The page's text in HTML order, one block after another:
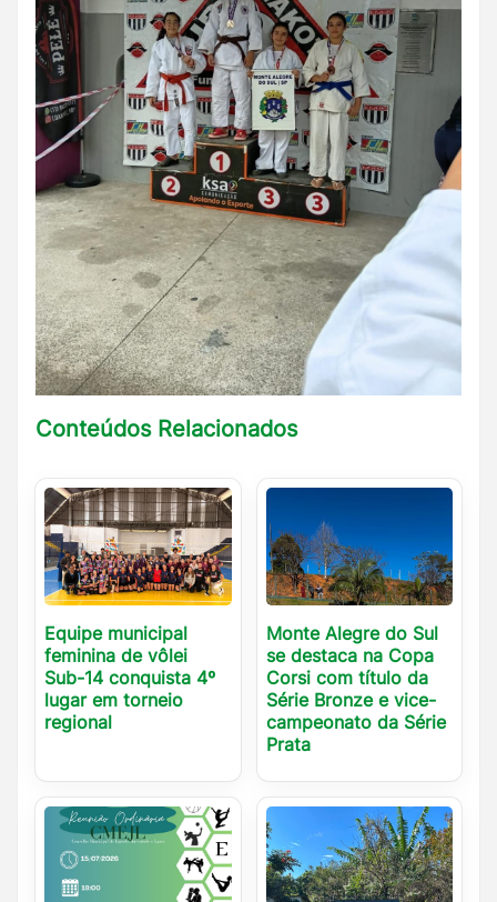
Conteúdos Relacionados
Equipe municipal
feminina de vôlei
Sub-14 conquista 4º
lugar em torneio
regional
Monte Alegre do Sul
se destaca na Copa
Corsi com título da
Série Bronze e vice-
campeonato da Série
Prata